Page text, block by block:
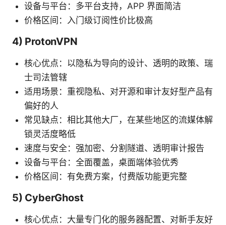
设备与平台：多平台支持，APP 界面简洁
价格区间：入门级订阅性价比极高
4) ProtonVPN
核心优点：以隐私为导向的设计、透明的政策、瑞
士司法管辖
适用场景：重视隐私、对开源和审计友好型产品有
偏好的人
常见缺点：相比其他大厂，在某些地区的流媒体解
锁灵活度略低
速度与安全：强加密、分割隧道、透明审计报告
设备与平台：全面覆盖，桌面端体验优秀
价格区间：有免费方案，付费版功能更完整
5) CyberGhost
核心优点：大量专门化的服务器配置、对新手友好